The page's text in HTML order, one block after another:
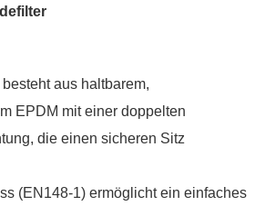
aus haltbarem,
EPDM mit einer doppelten
die einen sicheren Sitz
(EN148-1) ermöglicht ein einfaches